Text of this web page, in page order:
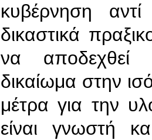
κυβέρνηση
δικαστικά
να αποδεχθεί
δικαίωμα στην
μέτρα για την
είναι γνωστή